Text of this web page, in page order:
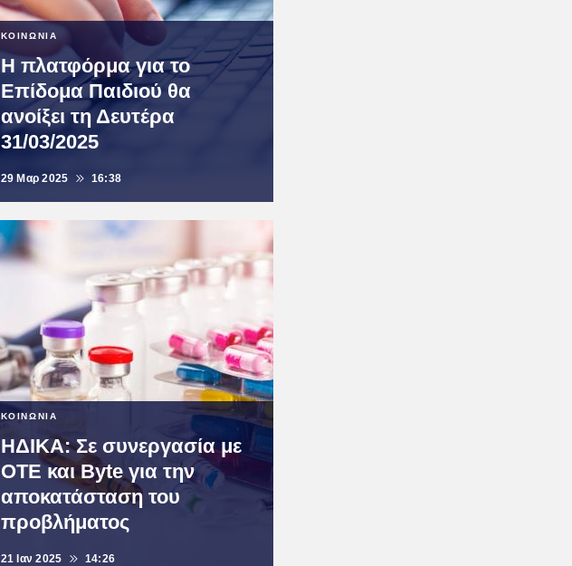
ΚΟΙΝΩΝΙΑ
Η πλατφόρμα για το
Επίδομα Παιδιού θα
ανοίξει τη Δευτέρα
31/03/2025
29 Μαρ 2025 16:38
ΚΟΙΝΩΝΙΑ
ΗΔΙΚΑ: Σε συνεργασία με
ΟΤΕ και Byte για την
αποκατάσταση του
προβλήματος
21 Ιαν 2025 14:26